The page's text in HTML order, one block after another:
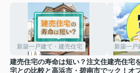
新築一戸建て・建売住宅
建売住宅の寿命は短い？注文住
宅との比較と高浜市・碧南市で
新築一戸
建売住宅
ック！オ